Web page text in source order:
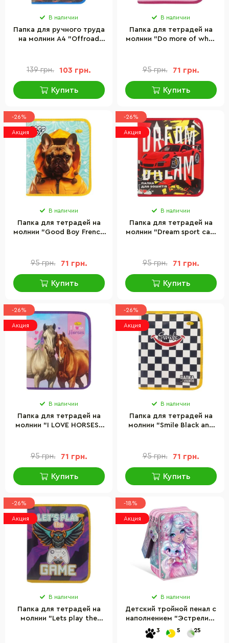
В наличии
Папка для ручного труда
на молнии А4 "Offroad
139 грн. 103 грн.
Купить
В наличии
Папка для тетрадей на
молнии "Do more of what
95 грн. 71 грн.
Купить
-26%
Акция
В наличии
Папка для тетрадей на
молнии "Good Boy French
95 грн. 71 грн.
Купить
-26%
Акция
В наличии
Папка для тетрадей на
молнии "Dream sport car"
95 грн. 71 грн.
Купить
-26%
Акция
В наличии
Папка для тетрадей на
молнии "I LOVE HORSES"
95 грн. 71 грн.
Купить
-26%
Акция
В наличии
Папка для тетрадей на
молнии "Smile Black and
95 грн. 71 грн.
Купить
-26%
Акция
В наличии
Папка для тетрадей на
молнии "Lets play the
-18%
Акция
В наличии
Детский тройной пенал с
наполнением "Эстрелия"
Nebulous Stars 12608
3 5 25